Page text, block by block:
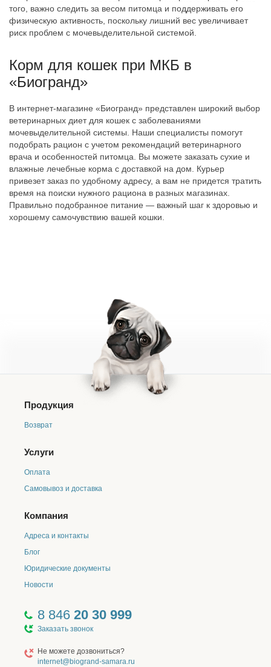
того, важно следить за весом питомца и поддерживать его
физическую активность, поскольку лишний вес увеличивает
риск проблем с мочевыделительной системой.
Корм для кошек при МКБ в
«Биогранд»
В интернет-магазине «Биогранд» представлен широкий выбор
ветеринарных диет для кошек с заболеваниями
мочевыделительной системы. Наши специалисты помогут
подобрать рацион с учетом рекомендаций ветеринарного
врача и особенностей питомца. Вы можете заказать сухие и
влажные лечебные корма с доставкой на дом. Курьер
привезет заказ по удобному адресу, а вам не придется тратить
время на поиски нужного рациона в разных магазинах.
Правильно подобранное питание — важный шаг к здоровью и
хорошему самочувствию вашей кошки.
Продукция
Возврат
Услуги
Оплата
Самовывоз и доставка
Компания
Адреса и контакты
Блог
Юридические документы
Новости
8 846 20 30 999
Заказать звонок
Не можете дозвониться?
internet@biogrand-samara.ru